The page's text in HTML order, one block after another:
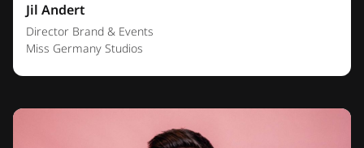
Jil Andert
Director Brand & Events
Miss Germany Studios